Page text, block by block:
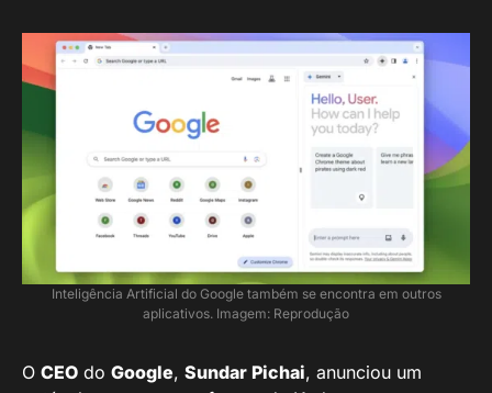
Inteligência Artificial do Google também se encontra em outros
aplicativos. Imagem: Reprodução
O CEO do Google, Sundar Pichai, anunciou um